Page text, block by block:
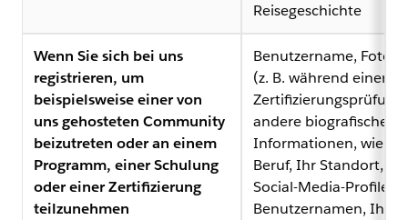
Reisegeschichte
Wenn Sie sich bei uns
registrieren, um
beispielsweise einer von
uns gehosteten Community
beizutreten oder an einem
Programm, einer Schulung
oder einer Zertifizierung
teilzunehmen
Benutzername, Foto,
(z. B. während einer
andere biografische
Informationen, wie z.
Beruf, Ihr Standort,
Social-Media-Profile
Benutzernamen, Ihr